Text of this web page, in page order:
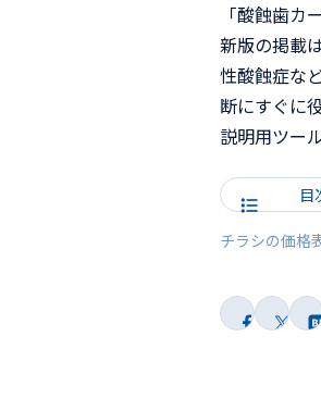
「酸蝕歯
新版の掲載
性酸蝕症な
断にすぐに
説明用ツー
目
チラシの価格